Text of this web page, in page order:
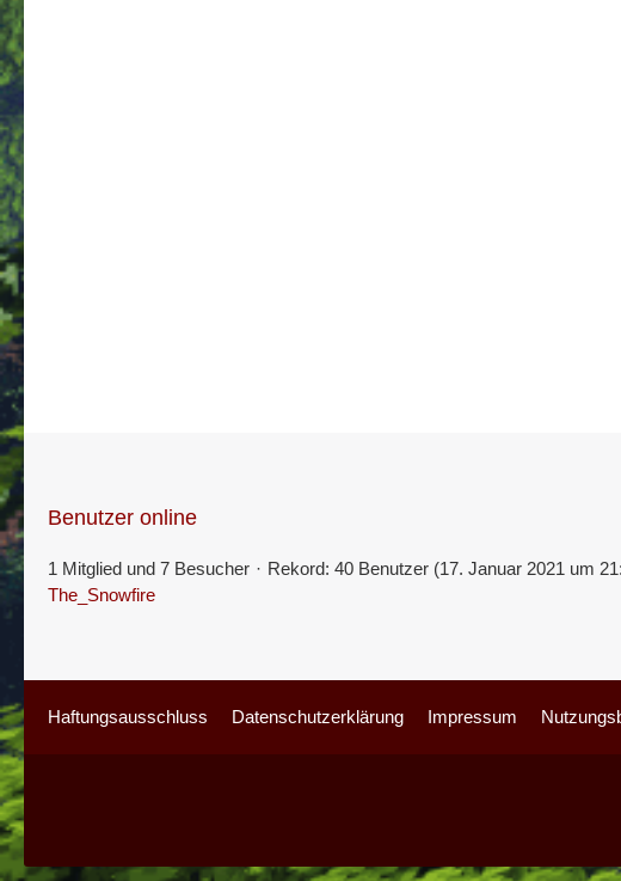
Benutzer online
1 Mitglied und 7 Besucher Rekord: 40 Benutzer (17. Januar 2021 um
The_Snowfire
Haftungsausschluss Datenschutzerklärung Impressum